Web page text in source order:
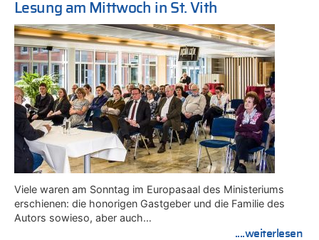
Lesung am Mittwoch in St. Vith
Viele waren am Sonntag im Europasaal des Ministeriums
erschienen: die honorigen Gastgeber und die Familie des
Autors sowieso, aber auch…
....weiterlesen